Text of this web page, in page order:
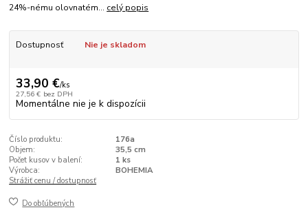
24%-nému olovnatém... celý popis
Dostupnosť Nie je skladom
33,90 €/ks
27,56 € bez DPH
Momentálne nie je k dispozícii
Číslo produktu:
176a
Objem:
35,5 cm
Počet kusov v balení:
1 ks
Výrobca:
BOHEMIA
Strážiť cenu / dostupnosť
Do obľúbených